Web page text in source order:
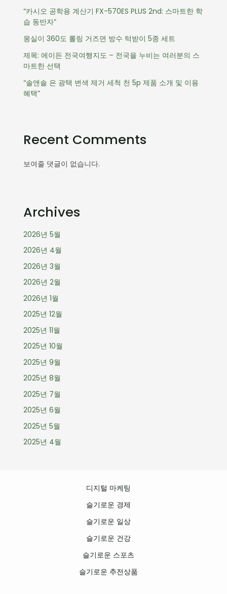
“카시오 공학용 계산기 FX-570ES PLUS 2nd: 스마트한 학
습 동반자”
몽실이 360도 롤링 거즈면 방수 턱받이 5종 세트
제목: 에이든 전국여행지도 – 전국을 누비는 여러분의 스
마트한 선택
“솔앤솔 은 광택 변색 제거 세척 천 5p 제품 소개 및 이용
혜택”
Recent Comments
보여줄 댓글이 없습니다.
Archives
2026년 5월
2026년 4월
2026년 3월
2026년 2월
2026년 1월
2025년 12월
2025년 11월
2025년 10월
2025년 9월
2025년 8월
2025년 7월
2025년 6월
2025년 5월
2025년 4월
디지털 마케팅
슬기로운 경제
슬기로운 일상
슬기로운 건강
슬기로운 스포츠
슬기로운 추전상품